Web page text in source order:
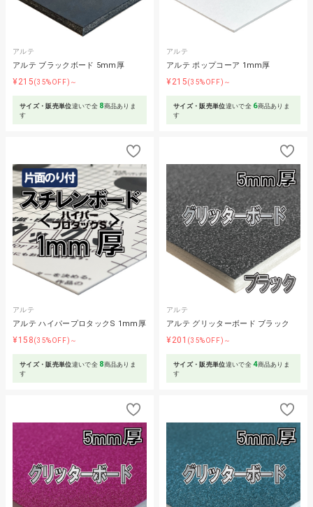
アルテ
アルテ ブラックボード 5mm厚
¥215(35%OFF)～
サイズ・販売単位違いで全 8商品ありま
す
アルテ
アルテ ポップコーア 1mm厚
¥215(35%OFF)～
サイズ・販売単位違いで全 6商品ありま
す
アルテ
アルテ ハイパープロタックS 1mm厚
¥158(35%OFF)～
サイズ・販売単位違いで全 8商品ありま
す
アルテ
アルテ グリッターボード ブラック
¥201 (35%OFF)～
サイズ・販売単位違いで全4商品ありま
す